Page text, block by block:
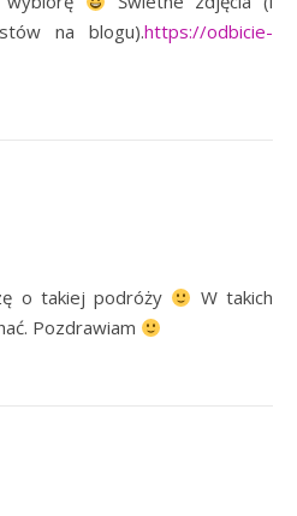
na blogu).https://odbicie-
o takiej podróży
W takich
Pozdrawiam